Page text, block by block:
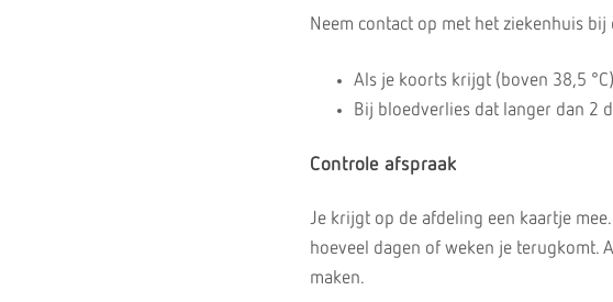
Neem contact op met het ziekenhuis bij
Als je koorts krijgt (boven 38,5
Bij bloedverlies dat langer dan 2
Controle afspraak
Je krijgt op de afdeling een kaartje
hoeveel dagen of weken je terugkomt.
maken.